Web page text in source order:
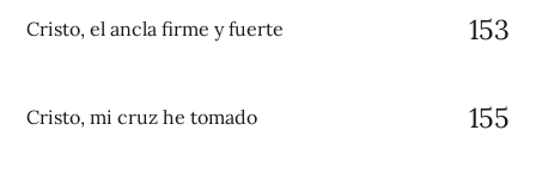
Cristo, el ancla firme y fuerte 153
Cristo, mi cruz he tomado 155